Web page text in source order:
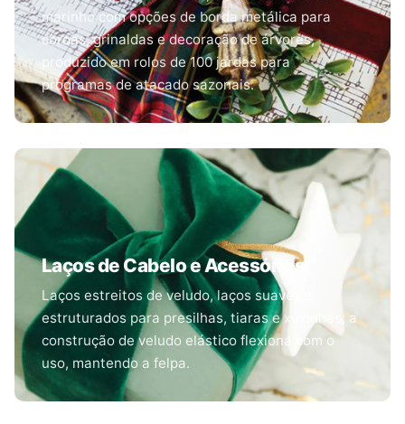
marinho com opções de borda metálica para
coroas, grinaldas e decoração de árvores,
produzido em rolos de 100 jardas para
programas de atacado sazonais.
Laços de Cabelo e Acessórios
Laços estreitos de veludo, laços suaves e
estruturados para presilhas, tiaras e xuxinhas; a
construção de veludo elástico flexiona com o
uso, mantendo a felpa.